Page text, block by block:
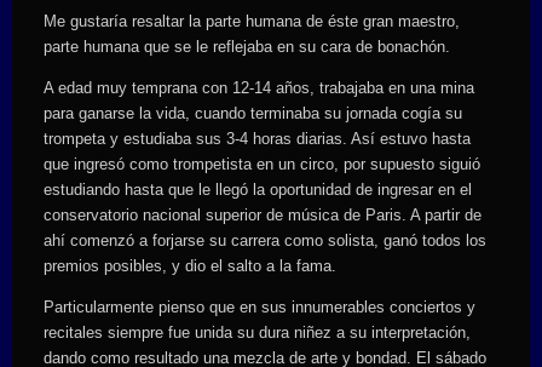
Me gustaría resaltar la parte humana de éste gran maestro,
parte humana que se le reflejaba en su cara de bonachón.
A edad muy temprana con 12-14 años, trabajaba en una mina
para ganarse la vida, cuando terminaba su jornada cogía su
trompeta y estudiaba sus 3-4 horas diarias. Así estuvo hasta
que ingresó como trompetista en un circo, por supuesto siguió
estudiando hasta que le llegó la oportunidad de ingresar en el
conservatorio nacional superior de música de Paris. A partir de
ahí comenzó a forjarse su carrera como solista, ganó todos los
premios posibles, y dio el salto a la fama.
Particularmente pienso que en sus innumerables conciertos y
recitales siempre fue unida su dura niñez a su interpretación,
dando como resultado una mezcla de arte y bondad. El sábado